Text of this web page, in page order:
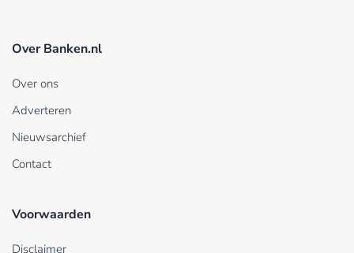
Over Banken.nl
Over ons
Adverteren
Nieuwsarchief
Contact
Voorwaarden
Disclaimer